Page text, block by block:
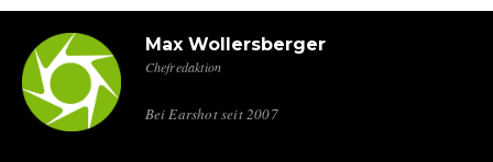
Max Wollersberger
Chefredaktion
Bei Earshot seit 2007